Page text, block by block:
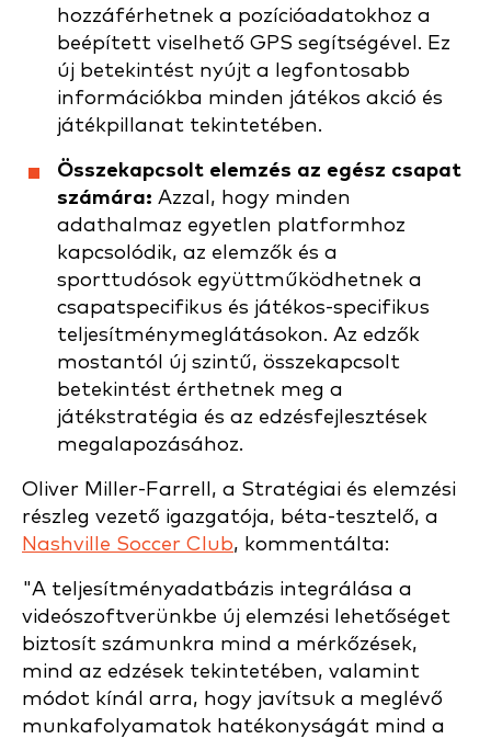
hozzáférhetnek a pozícióadatokhoz a
beépített viselhető GPS segítségével. Ez
új betekintést nyújt a legfontosabb
információkba minden játékos akció és
játékpillanat tekintetében.
Összekapcsolt elemzés az egész csapat
számára: Azzal, hogy minden
adathalmaz egyetlen platformhoz
kapcsolódik, az elemzők és a
sporttudósok együttműködhetnek a
csapatspecifikus és játékos-specifikus
teljesítménymeglátásokon. Az edzők
mostantól új szintű, összekapcsolt
betekintést érthetnek meg a
játékstratégia és az edzésfejlesztések
megalapozásához.
Oliver Miller-Farrell, a Stratégiai és elemzési
részleg vezető igazgatója, béta-tesztelő, a
Nashville Soccer Club, kommentálta:
"A teljesítményadatbázis integrálása a
videószoftverünkbe új elemzési lehetőséget
biztosít számunkra mind a mérkőzések,
mind az edzések tekintetében, valamint
módot kínál arra, hogy javítsuk a meglévő
munkafolyamatok hatékonyságát mind a